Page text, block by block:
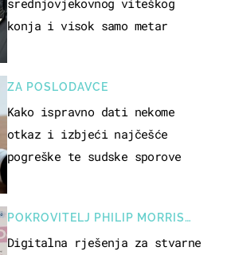
konja i visok samo metar
ZA POSLODAVCE
Kako ispravno dati nekome
otkaz i izbjeći najčešće
pogreške te sudske sporove
POKROVITELJ PHILIP MORRIS
ZAGREB
Digitalna rješenja za stvarne